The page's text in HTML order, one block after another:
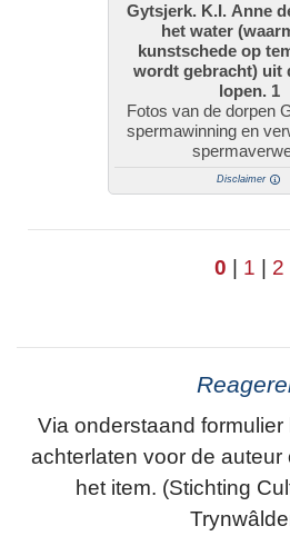
Gytsjerk. K.I. Anne
het water
kunstschede op
wordt gebracht) uit
lopen. 1
Fotos van de dorpen
spermawinning en
Disclaimer
0 | 1 | 2
Via onderstaand
achterlaten voor de auteur
het item. (Stichting